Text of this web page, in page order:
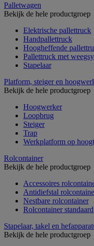
Palletwagen
Bekijk de hele productgroep
Elektrische pallettruck
Handpallettruck
Hoogheffende
Pallettruck met
Stapelaar
Platform, steiger en
Bekijk de hele productgroep
Hoogwerker
Loopbrug
Steiger
Trap
Werkplatform op
Rolcontainer
Bekijk de hele productgroep
Accessoires
Antidiefstal
Nestbare rolcontainer
Rolcontainer standaard
Stapelaar, takel en
Bekijk de hele productgroep